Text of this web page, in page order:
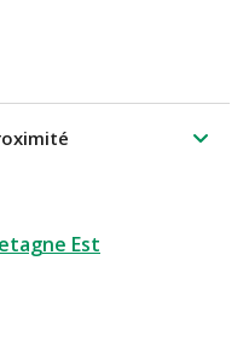
Est